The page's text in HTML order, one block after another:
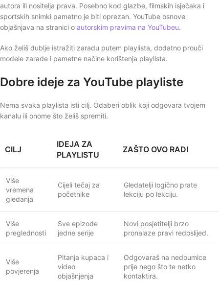
autora ili nositelja prava. Posebno kod glazbe, filmskih isječaka i
sportskih snimki pametno je biti oprezan. YouTube osnove
objašnjava na stranici o autorskim pravima na YouTubeu.
Ako želiš dublje istražiti zaradu putem playlista, dodatno prouči
modele zarade i pametne načine korištenja playlista.
Dobre ideje za YouTube playliste
Nema svaka playlista isti cilj. Odaberi oblik koji odgovara tvojem
kanalu ili onome što želiš spremiti.
CILJ
IDEJA ZA
PLAYLISTU
ZAŠTO OVO RADI
Više
vremena
gledanja
Cijeli tečaj za
početnike
Gledatelji logično prate
lekciju po lekciju.
Više
preglednosti
Sve epizode
jedne serije
Novi posjetitelji brzo
pronalaze pravi redoslijed.
Više
povjerenja
Pitanja kupaca i
video
objašnjenja
Odgovaraš na nedoumice
prije nego što te netko
kontaktira.